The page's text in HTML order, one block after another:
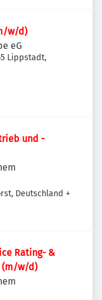
w/d)
eG
Lippstadt,
und -
Deutschland +
Rating- &
(m/w/d)